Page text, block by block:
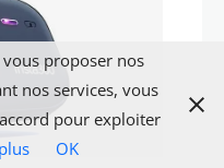
proposer nos
nos services, vous
pour exploiter
OK